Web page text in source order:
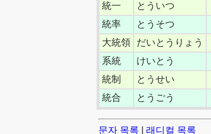
統一
とういつ
統率
とうそつ
大統領
だいとうりょう
系統
けいとう
統制
とうせい
統合
とうごう
문자 목록 래디컬 목록